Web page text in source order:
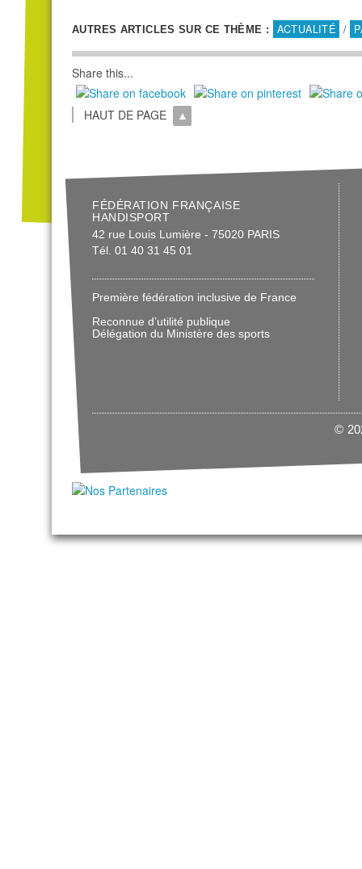
AUTRES ARTICLES SUR CE THÈME : ACTUALITÉ /
Share this...
HAUT DE PAGE
FÉDÉRATION FRANÇAISE
HANDISPORT
42 rue Louis Lumière - 75020 PARIS
Tél. 01 40 31 45 01
Première fédération inclusive de France
Reconnue d’utilité publique
Délégation du Ministère des sports
©